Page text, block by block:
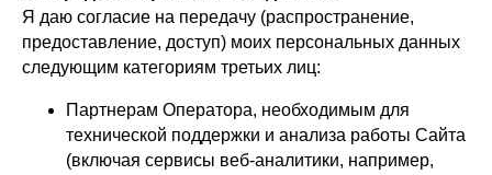
Я даю согласие на передачу (распространение,
предоставление, доступ) моих персональных данных
следующим категориям третьих лиц:
Партнерам Оператора, необходимым для
технической поддержки и анализа работы Сайта
(включая сервисы веб-аналитики, например,